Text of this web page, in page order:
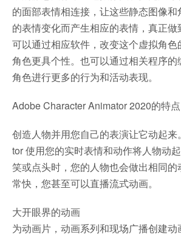
的面部表情相连接，让这些静态图像
的表情变化而产生相应的表情，真正做
可以通过相应软件，改变这个虚拟角
角色更具个性。也可以通过相关程序
角色进行更多的行为和活动表现。
Adobe Character Animator 2020的特点
创造人物并用您自己的表演让它动起
tor 使用您的实时表情和动作将人物动
笑或点头时，您的人物也会做出相同
常快，您甚至可以直播流式动画。
大开眼界的动画
为动画片，动画系列和现场广播创建